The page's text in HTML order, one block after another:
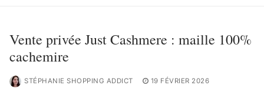
Vente privée Just Cashmere : maille 100%
cachemire
STÉPHANIE SHOPPING ADDICT 19 FÉVRIER 2026